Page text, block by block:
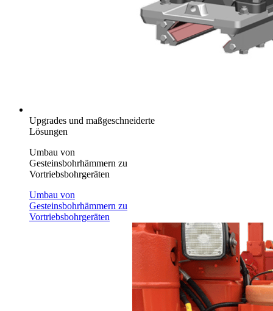
Upgrades und maßgeschneiderte
Lösungen
Umbau von
Gesteinsbohrhämmern zu
Vortriebsbohrgeräten
Umbau von
Gesteinsbohrhämmern zu
Vortriebsbohrgeräten